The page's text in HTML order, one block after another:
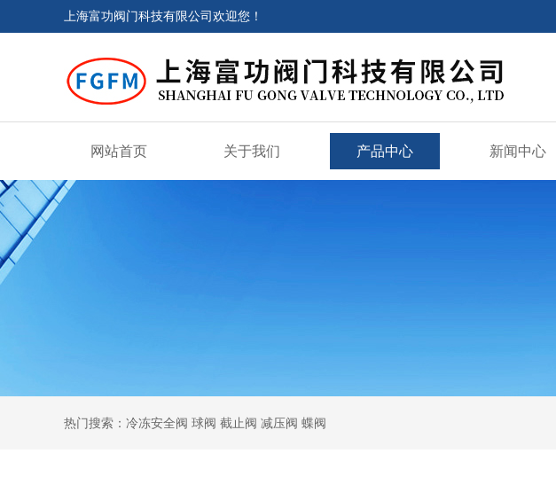
上海富功阀门科技有限公司欢迎您！
网站首页 关于我们 产品中心 新闻中心
热门搜索：冷冻安全阀 球阀 截止阀 减压阀 蝶阀